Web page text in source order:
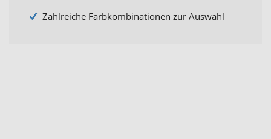
Zahlreiche Farbkombinationen zur Auswahl